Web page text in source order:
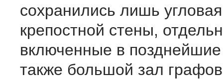
сохранились лишь
крепостной стены,
включенные в позднейшие
также большой зал